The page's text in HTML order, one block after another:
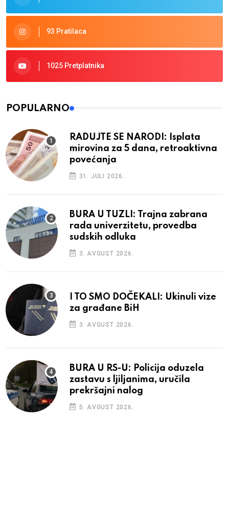
93 Pratilaca
1025 Pretplatnika
POPULARNO
RADUJTE SE NARODI: Isplata
mirovina za 5 dana, retroaktivna
povećanja
31. JULI 2026.
BURA U TUZLI: Trajna zabrana
rada univerzitetu, provedba
sudskih odluka
3. AVGUST 2026.
I TO SMO DOČEKALI: Ukinuli vize
za građane BiH
3. AVGUST 2026.
BURA U RS-U: Policija oduzela
zastavu s ljiljanima, uručila
prekršajni nalog
5. AVGUST 2026.